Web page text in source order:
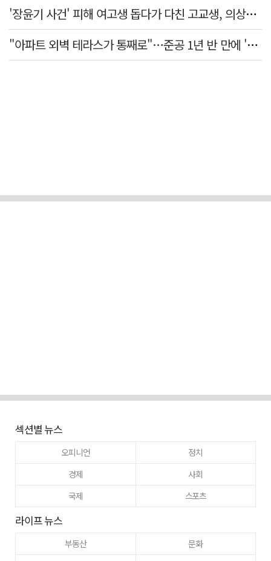
'장윤기 사건' 피해 여고생 돕다가 다친 고교생, 의상자 인정
"아파트 외벽 테라스가 통째로"…준공 1년 반 만에 '아찔 사고'
섹션별 뉴스
오피니언
정치
경제
사회
국제
스포츠
라이프 뉴스
부동산
문화